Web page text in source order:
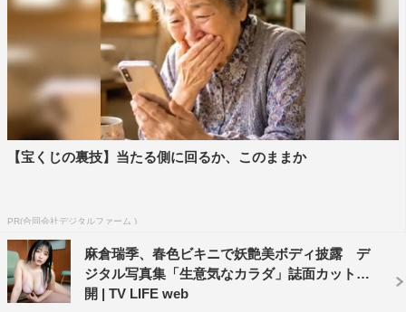
【宝くじの裏技】当たる側に回るか、このままか
PR(合同会社デジタルファーム )
麻倉瑞季、春色ビキニで妖艶美ボディ披露 デ
ジタル写真集「生意気なカラダ」誌面カット公
開 | TV LIFE web